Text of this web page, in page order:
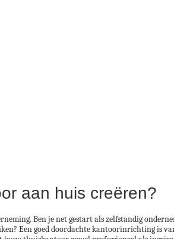
aan huis creëren?
Ben je net gestart als zelfstandig
Een goed doordachte kantoorinrichting is